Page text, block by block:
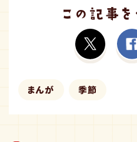
まんが 季節